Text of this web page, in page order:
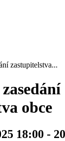
zastupitelstva...
obce
18:00 -